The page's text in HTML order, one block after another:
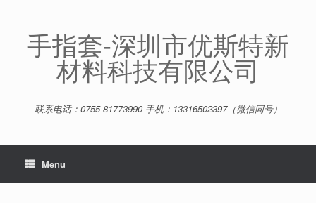
content手指套-深圳市优斯特新
材料科技有限公司
联系电话：0755-81773990 手机：13316502397（微信同号）
Menu